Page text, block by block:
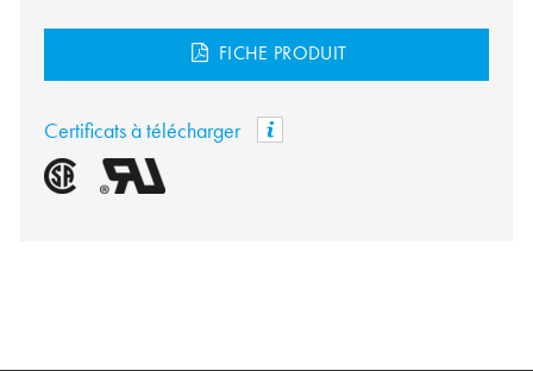
FICHE PRODUIT
Certificats à télécharger